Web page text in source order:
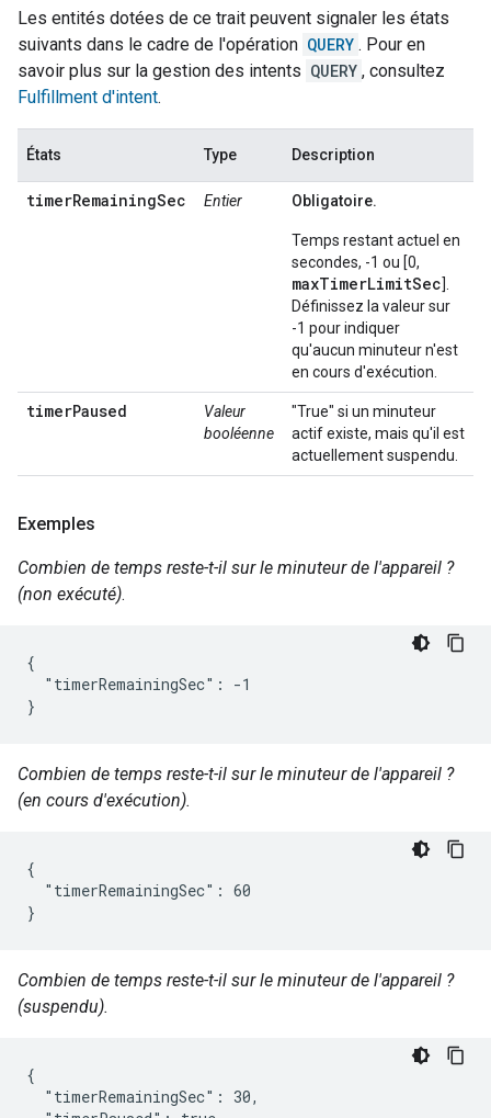
Les entités dotées de ce trait peuvent signaler les états
suivants dans le cadre de l'opération QUERY . Pour en
savoir plus sur la gestion des intents QUERY , consultez
Fulfillment d'intent.
États Type Description
timerRemainingSec Entier Obligatoire.
Temps restant actuel en
secondes, -1 ou [0,
maxTimerLimitSec].
Définissez la valeur sur
-1 pour indiquer
qu'aucun minuteur n'est
en cours d'exécution.
timerPaused
Valeur
booléenne
"True" si un minuteur
actif existe, mais qu'il est
actuellement suspendu.
Exemples
Combien de temps reste-t-il sur le minuteur de l'appareil ?
(non exécuté).
{
  "timerRemainingSec": -1
}
Combien de temps reste-t-il sur le minuteur de l'appareil ?
(en cours d'exécution).
{
  "timerRemainingSec": 60
}
Combien de temps reste-t-il sur le minuteur de l'appareil ?
(suspendu).
{
  "timerRemainingSec": 30,